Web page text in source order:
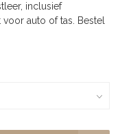
inclusief
auto of tas. Bestel